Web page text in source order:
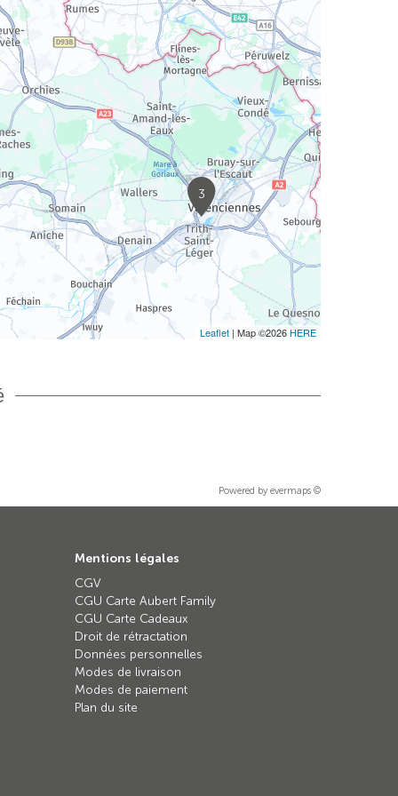
3
Leaflet | Map ©2026 HERE
Powered by evermaps ©
Mentions légales
CGV
CGU Carte Aubert Family
CGU Carte Cadeaux
Droit de rétractation
Données personnelles
Modes de livraison
Modes de paiement
Plan du site